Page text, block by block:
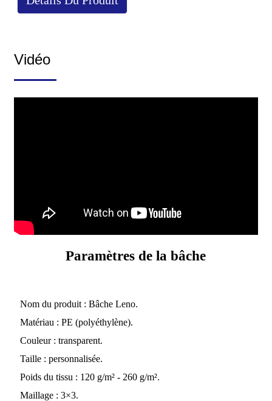
Vidéo
Paramètres de la bâche
Nom du produit : Bâche Leno.
Matériau : PE (polyéthylène).
Couleur : transparent.
Taille : personnalisée.
Poids du tissu : 120 g/m² - 260 g/m².
Maillage : 3×3.